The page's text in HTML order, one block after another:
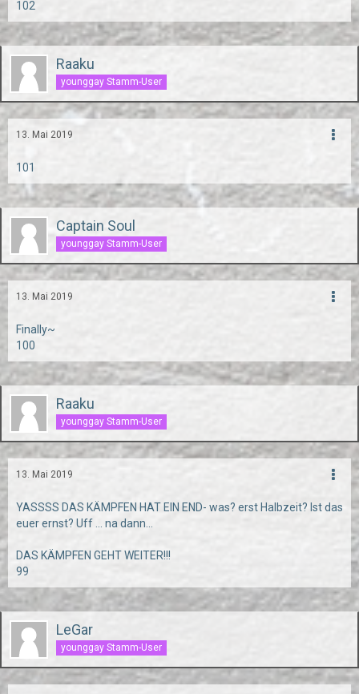
102
Raaku
younggay Stamm-User
13. Mai 2019
101
Captain Soul
younggay Stamm-User
13. Mai 2019
Finally~
100
Raaku
younggay Stamm-User
13. Mai 2019
YASSSS DAS KÄMPFEN HAT EIN END- was? erst Halbzeit? Ist das
euer ernst? Uff ... na dann...
DAS KÄMPFEN GEHT WEITER!!!
99
LeGar
younggay Stamm-User